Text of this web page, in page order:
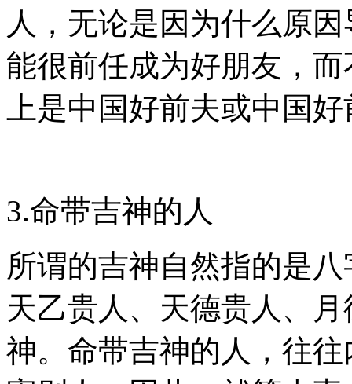
人，无论是因为什么原
能很前任成为好朋友，
上是中国好前夫或中国
3.命带吉神的人
所谓的吉神自然指的是
天乙贵人、天德贵人、
神。命带吉神的人，往